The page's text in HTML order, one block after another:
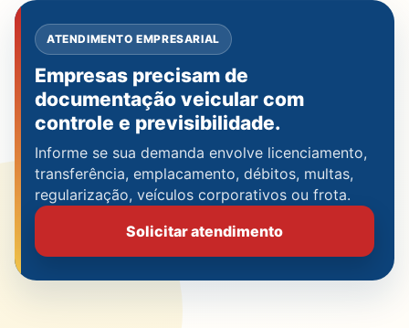
ATENDIMENTO EMPRESARIAL
Empresas precisam de
documentação veicular com
controle e previsibilidade.
Informe se sua demanda envolve licenciamento,
transferência, emplacamento, débitos, multas,
regularização, veículos corporativos ou frota.
Solicitar atendimento